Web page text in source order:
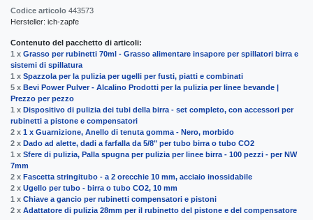
Codice articolo 443573
Hersteller: ich-zapfe
Contenuto del pacchetto di articoli:
1 x Grasso per rubinetti 70ml - Grasso alimentare insapore per spillatori birra e
sistemi di spillatura
1 x Spazzola per la pulizia per ugelli per fusti, piatti e combinati
5 x Bevi Power Pulver - Alcalino Prodotti per la pulizia per linee bevande |
Prezzo per pezzo
1 x Dispositivo di pulizia dei tubi della birra - set completo, con accessori per
rubinetti a pistone e compensatori
2 x 1 x Guarnizione, Anello di tenuta gomma - Nero, morbido
2 x Dado ad alette, dadi a farfalla da 5/8" per tubo birra o tubo CO2
1 x Sfere di pulizia, Palla spugna per pulizia per linee birra - 100 pezzi - per NW
7mm
2 x Fascetta stringitubo - a 2 orecchie 10 mm, acciaio inossidabile
2 x Ugello per tubo - birra o tubo CO2, 10 mm
1 x Chiave a gancio per rubinetti compensatori e pistoni
2 x Adattatore di pulizia 28mm per il rubinetto del pistone e del compensatore